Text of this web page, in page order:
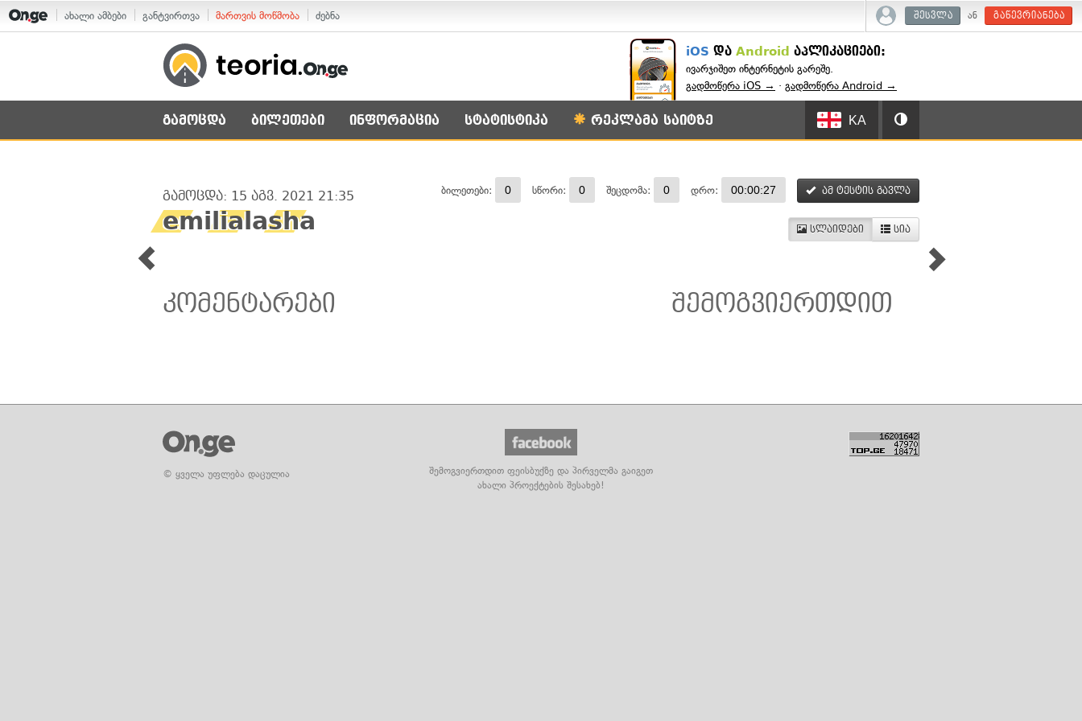
ახალი ამბები განტვირთვა მართვის მოწმობა ძებნა შესვლა ან გაწევრიანება
iOS და Android აპლიკაციები:
ივარჯიშეთ ინტერნეტის გარეშე.
გადმოწერა iOS → · გადმოწერა Android →
გამოცდა ბილეთები ინფორმაცია სტატისტიკა რეკლამა საიტზე KA
გამოცდა: 15 აგვ. 2021 21:35
emilialasha
ბილეთები: 0 სწორი: 0 შეცდომა: 0 დრო: 00:00:27 ამ ტესტის გავლა
სლაიდები სია
კომენტარები შემოგვიერთდით
© ყველა უფლება დაცულია
შემოგვიერთდით ფეისბუქზე და პირველმა გაიგეთ
ახალი პროექტების შესახებ!